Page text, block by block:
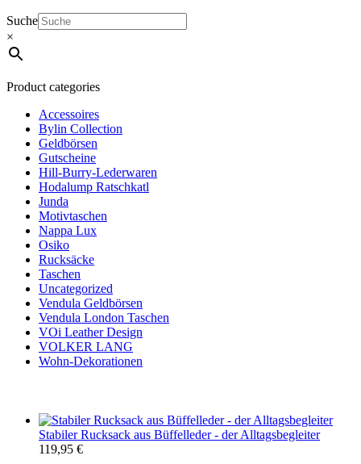
Suche
×
Product categories
Accessoires
Bylin Collection
Geldbörsen
Gutscheine
Hill-Burry-Lederwaren
Hodalump Ratschkatl
Junda
Motivtaschen
Nappa Lux
Osiko
Rucksäcke
Taschen
Uncategorized
Vendula Geldbörsen
Vendula London Taschen
VOi Leather Design
VOLKER LANG
Wohn-Dekorationen
Stabiler Rucksack aus Büffelleder - der Alltagsbegleiter
119,95 €